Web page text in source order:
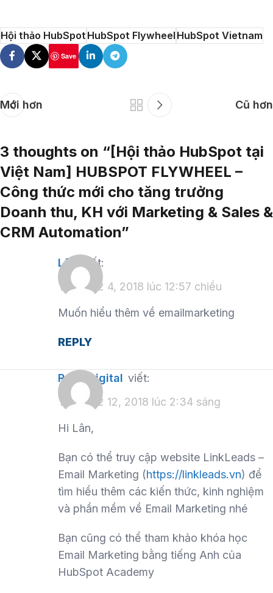
Hội thảo HubSpotHubSpot FlywheelHubSpot Vietnam
Save
Mới hơn Cũ hơn
3 thoughts on “ [Hội thảo HubSpot tại
Việt Nam] HUBSPOT FLYWHEEL –
Công thức mới cho tăng trưởng
Doanh thu, KH với Marketing & Sales &
CRM Automation”
Lân
viết:
Tháng 12 4, 2018 lúc 12:57 chiều
Muốn hiểu thêm về emailmarketing
REPLY
Repu Digital viết:
Tháng 12 12, 2018 lúc 2:34 sáng
Hi Lân,
Bạn có thể truy cập website LinkLeads –
Email Marketing (https://linkleads.vn) để
tìm hiểu thêm các kiến thức, kinh nghiệm
và phần mềm về Email Marketing nhé
Bạn cũng có thể tham khảo khóa học
Email Marketing bằng tiếng Anh của
HubSpot Academy